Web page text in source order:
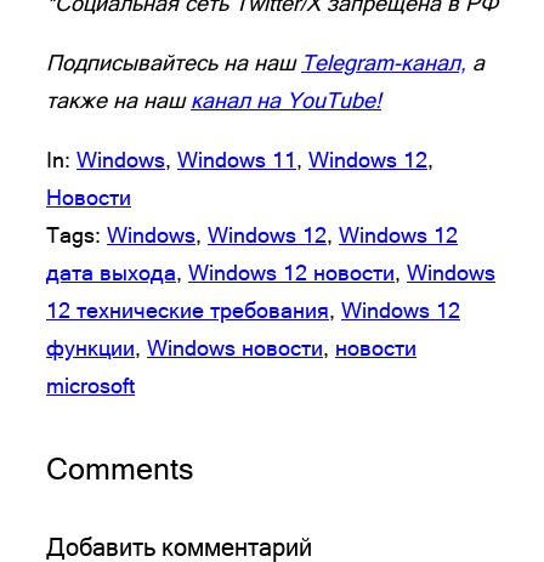
Подписывайтесь на наш Telegram-канал, а
также на нашканал на YouTube!
In: Windows, Windows 11, Windows 12
Новости
Tags: Windows, Windows 12, Windows 12
дата выхода, Windows 12 новости, Windows
12 технические требования, Windows 12
функции, Windows новости, новости
microsoft
Comments
Добавить комментарий